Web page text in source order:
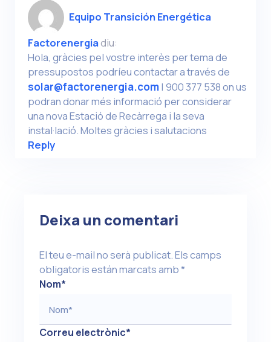
Equipo Transición Energética
Factorenergiadiu:
Hola, gràcies pel vostre interès per tema de
pressupostos podríeu contactar a través de
solar@factorenergia.com| 900 377 538 on us
podran donar més informació per considerar
una nova Estació de Recàrrega i la seva
instal·lació. Moltes gràcies i salutacions
Reply
Deixa un comentari
El teu e-mail no serà publicat.Els camps
obligatoris están marcats amb*
Nom*
Correu electrònic*